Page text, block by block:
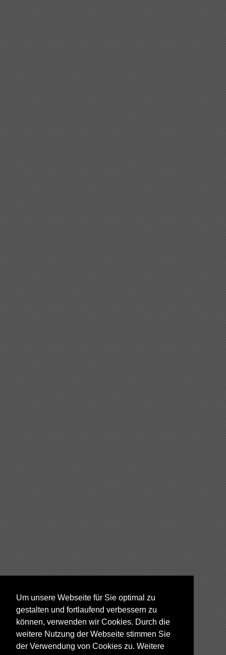
Um unsere Webseite für Sie optimal zu
gestalten und fortlaufend verbessern zu
können, verwenden wir Cookies. Durch die
weitere Nutzung der Webseite stimmen Sie
der Verwendung von Cookies zu. Weitere